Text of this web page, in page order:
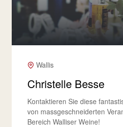
Wallis
Christelle Besse
Kontaktieren Sie diese
von massgeschneiderten
Bereich Walliser Weine!